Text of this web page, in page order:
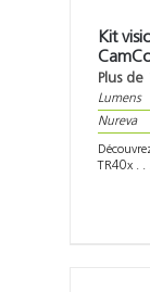
Kit
Plus
Lumens
Nureva
TR40x . .